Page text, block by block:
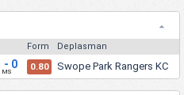
Form Deplasman
- 0
MS 0.80 Swope Park Rangers KC